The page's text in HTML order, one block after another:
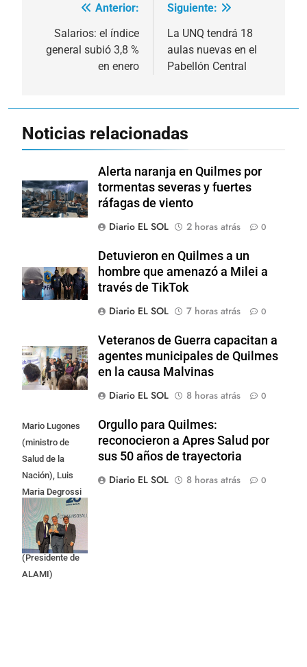
Navegación
entradas
Anterior:
Salarios: el índice
general subió 3,8 %
en enero
Siguiente:
La UNQ tendrá 18
aulas nuevas en el
Pabellón Central
Noticias relacionadas
Alerta naranja en Quilmes por
tormentas severas y fuertes
ráfagas de viento
Diario EL SOL
2 horas atrás 0
Detuvieron en Quilmes a un
hombre que amenazó a Milei a
través de TikTok
Diario EL SOL
7 horas atrás 0
Veteranos de Guerra capacitan a
agentes municipales de Quilmes
en la causa Malvinas
Diario EL SOL
8 horas atrás 0
Mario Lugones
(ministro de
Salud de la
Nación), Luis
Maria Degrossi
(Presidente de
Apres Salud) y
Cristian Mazza
(Presidente de
ALAMI)
Orgullo para Quilmes:
reconocieron a Apres Salud por
sus 50 años de trayectoria
Diario EL SOL
8 horas atrás 0